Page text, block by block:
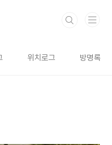
위치로그 방명록